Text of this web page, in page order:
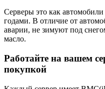
Серверы это как
годами. В отличие от
аварии, не зимуют под
масло.
Работайте на вашем
покупкой